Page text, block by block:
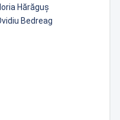
Hărăguș
Bedreag